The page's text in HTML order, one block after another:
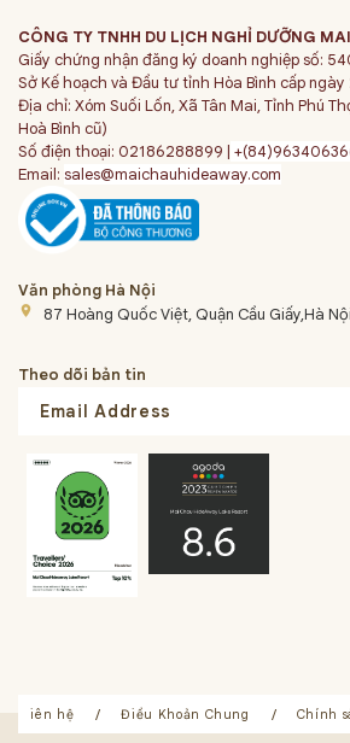
CÔNG TY TNHH DU LỊCH NGHỈ DƯỠNG
Giấy chứng nhận đăng ký doanh nghiệp số:
Sở Kế hoạch và Đầu tư tỉnh Hòa Bình cấp
Địa chỉ: Xóm Suối Lốn, Xã Tân Mai, Tỉnh Phú
Hoà Bình cũ)
Số điện thoại: 02186288899 |
Email: sales@maichauhideaway.com
Văn phòng Hà Nội
place 87 Hoàng Quốc Việt, Quận Cầu Giấy,Hà Nội
Theo dõi bản tin
Liên hệ Điều Khoản Chung Chính